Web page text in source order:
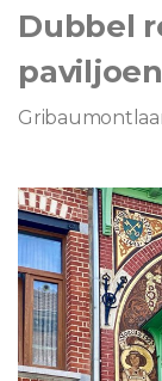
Dubbel
paviljoen